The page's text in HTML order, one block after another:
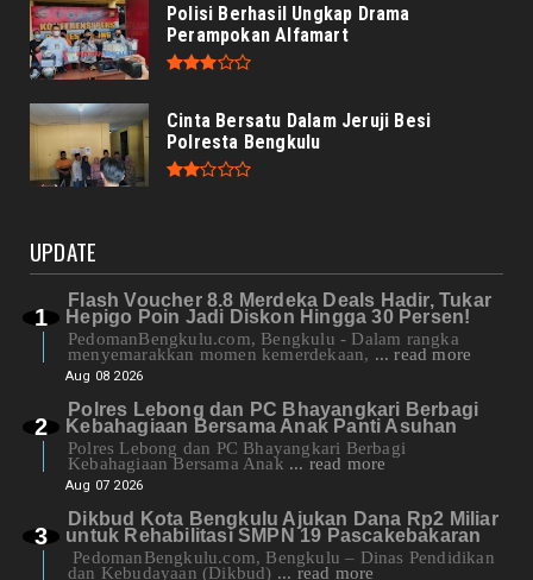
Polisi Berhasil Ungkap Drama
Perampokan Alfamart
Cinta Bersatu Dalam Jeruji Besi
Polresta Bengkulu
UPDATE
Flash Voucher 8.8 Merdeka Deals Hadir, Tukar
Hepigo Poin Jadi Diskon Hingga 30 Persen!
PedomanBengkulu.com, Bengkulu - Dalam rangka
menyemarakkan momen kemerdekaan, ... read more
Aug 08 2026
Polres Lebong dan PC Bhayangkari Berbagi
Kebahagiaan Bersama Anak Panti Asuhan
Polres Lebong dan PC Bhayangkari Berbagi
Kebahagiaan Bersama Anak ... read more
Aug 07 2026
Dikbud Kota Bengkulu Ajukan Dana Rp2 Miliar
untuk Rehabilitasi SMPN 19 Pascakebakaran
PedomanBengkulu.com, Bengkulu – Dinas Pendidikan
dan Kebudayaan (Dikbud) ... read more